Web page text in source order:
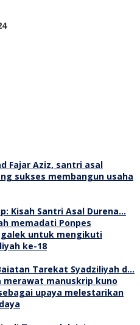
Kisah Santri Asal Durena…
Tarekat Syadziliyah d…